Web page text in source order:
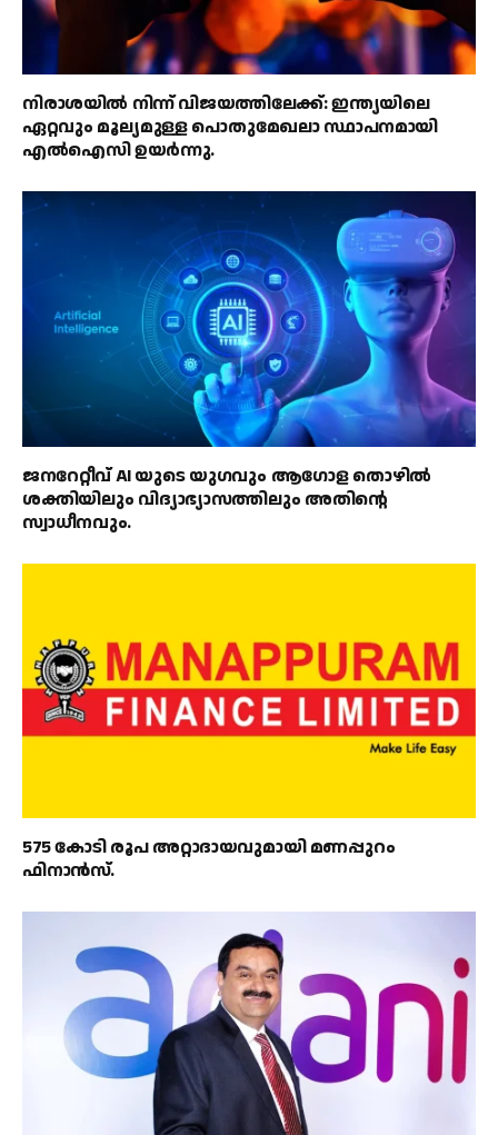
നിരാശയിൽ നിന്ന് വിജയത്തിലേക്ക്: ഇന്ത്യയിലെ
ഏറ്റവും മൂല്യമുള്ള പൊതുമേഖലാ സ്ഥാപനമായി
എൽഐസി ഉയർന്നു.
ജനറേറ്റീവ് AI യുടെ യുഗവും ആഗോള തൊഴിൽ
ശക്തിയിലും വിദ്യാഭ്യാസത്തിലും അതിൻ്റെ
സ്വാധീനവും.
575 കോടി രൂപ അറ്റാദായവുമായി മണപ്പുറം
ഫിനാൻസ്.